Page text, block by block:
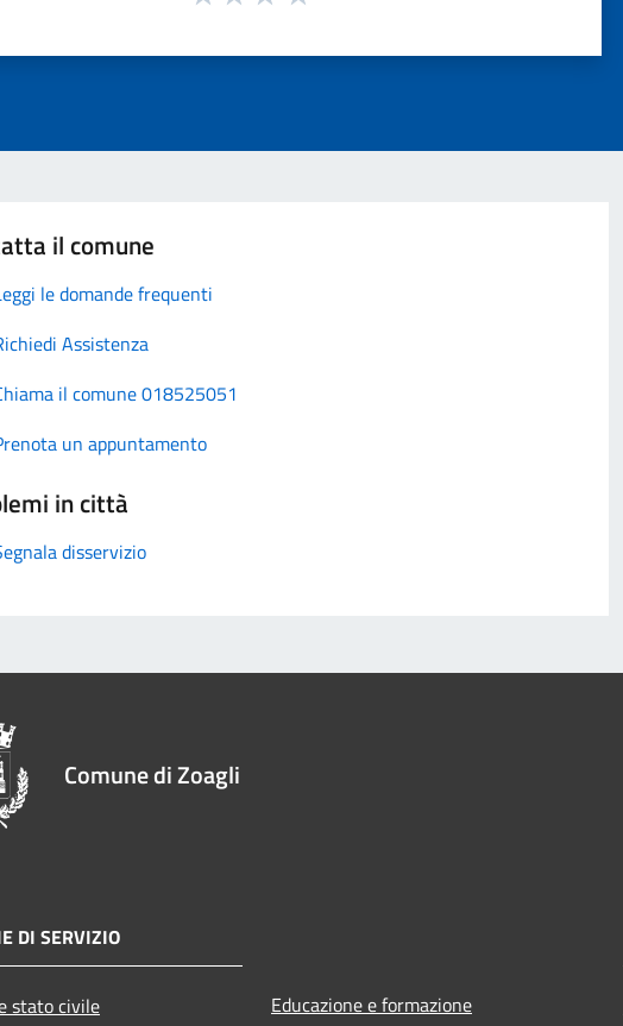
il comune
le domande frequenti
Assistenza
il comune 018525051
un appuntamento
in città
disservizio
Comune di Zoagli
DI SERVIZIO
stato civile
Educazione e formazione